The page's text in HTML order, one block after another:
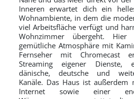
Inneren erwartet dich ein
Wohnambiente, in dem die
viel Arbeitsfläche verfügt und
Wohnzimmer übergeht. Hier
gemütliche Atmosphäre mit
Fernseher mit Chromecast
Streaming eigener Dienste,
dänische, deutsche und
Kanäle. Das Haus ist außerdem
Internet sowie einer